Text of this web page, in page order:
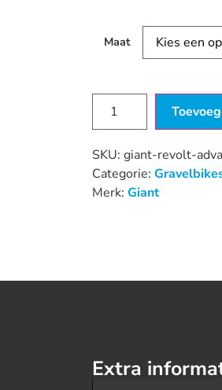
Maat
SKU: giant-revolt-
Categorie:
Merk: Giant
Extra